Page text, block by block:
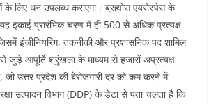
लिए धन उपलब्ध कराएगा। ब्रह्मोस एयरोस्पेस के
इकाई प्रारंभिक चरण में ही 500 से अधिक प्रत्यक्ष
इंजीनियरिंग, तकनीकी और प्रशासनिक पद शामिल
आपूर्ति श्रृंखला के माध्यम से हजारों अप्रत्यक्ष
जो उत्तर प्रदेश की बेरोजगारी दर को कम करने में
उत्पादन विभाग (DDP) के डेटा से पता चलता है कि